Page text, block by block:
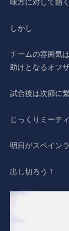
しかし
チームの雰囲気
助けとなるオフ
試合後は次節に
じっくりミーテ
明日がスペイン
出し切ろう！